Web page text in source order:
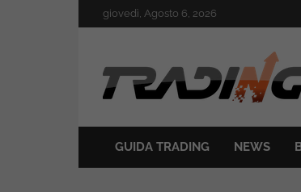
to
giovedì, Agosto 6, 2026
Trading.it
GUIDA TRADING NEWS